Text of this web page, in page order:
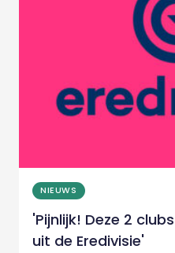
NIEUWS
'Pijnlijk! Deze 2
uit de Eredivisie'